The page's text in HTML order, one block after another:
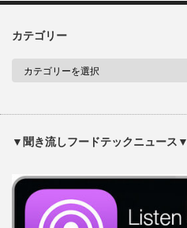
カテゴリー
▼聞き流しフードテックニュース▼